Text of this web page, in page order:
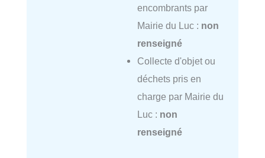
encombrants par
Mairie du Luc : non
renseigné
Collecte d'objet ou
déchets pris en
charge par Mairie du
Luc : non
renseigné